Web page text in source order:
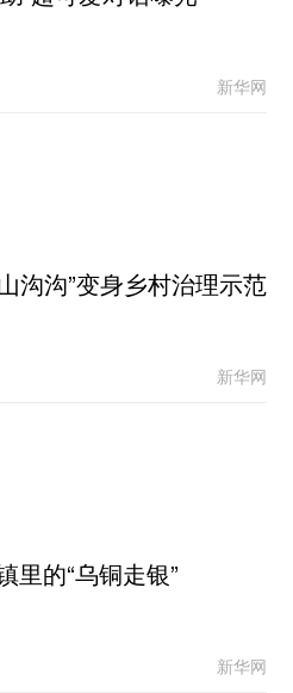
新华网
山沟沟”变身乡村治理示范
新华网
里的“乌铜走银”
新华网